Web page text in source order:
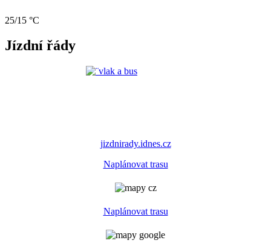
25/15 °C
Jízdní řády
jizdnirady.idnes.cz
Naplánovat trasu
Naplánovat trasu